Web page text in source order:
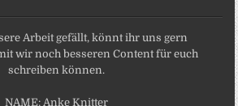
Arbeit gefällt, könnt ihr uns gern
wir noch besseren Content für euch
schreiben können.
NAME: Anke Knitter